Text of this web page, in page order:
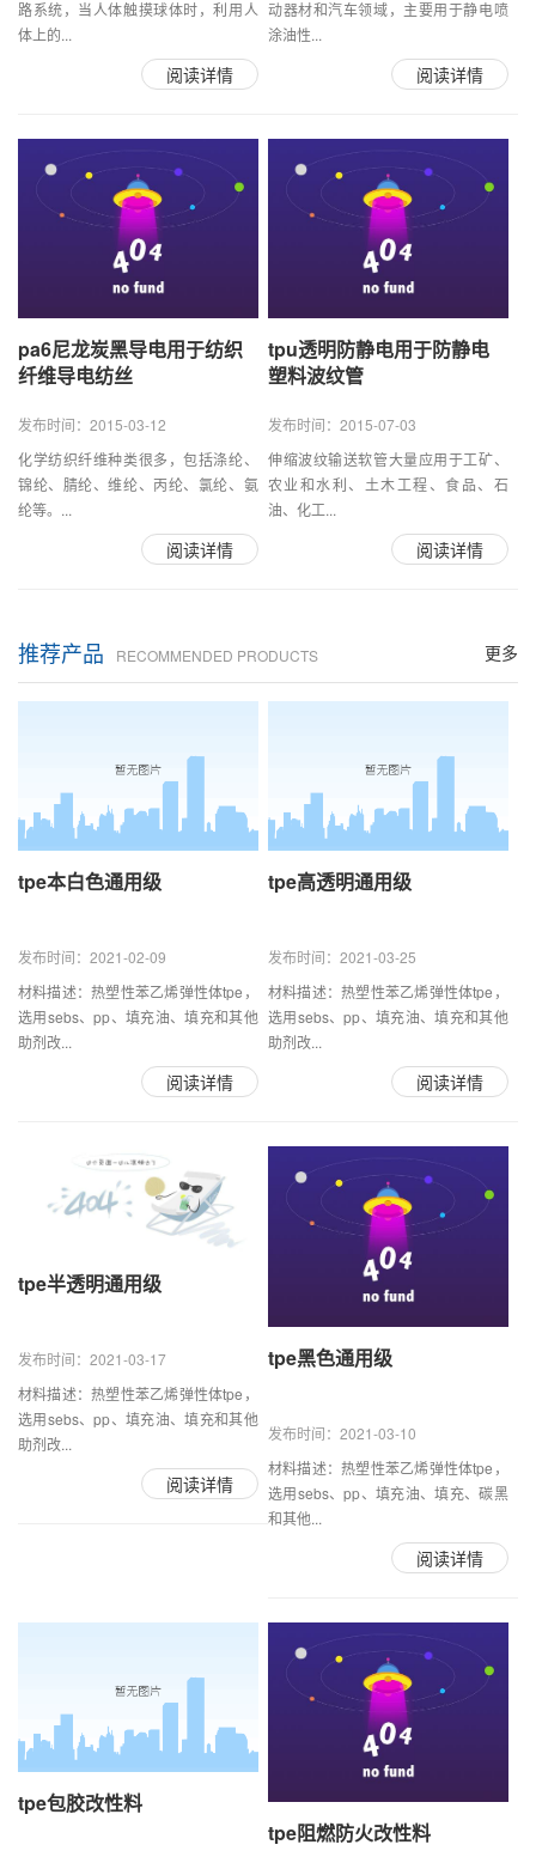
路系统，当人体触摸球体时，利用人
体上的...
阅读详情
动器材和汽车领域，主要用于静电喷
涂油性...
阅读详情
pa6尼龙炭黑导电用于纺织
纤维导电纺丝
发布时间：2015-03-12
化学纺织纤维种类很多，包括涤纶、
锦纶、腈纶、维纶、丙纶、氯纶、氨
纶等。...
阅读详情
tpu透明防静电用于防静电
塑料波纹管
发布时间：2015-07-03
伸缩波纹输送软管大量应用于工矿、
农业和水利、土木工程、食品、石
油、化工...
阅读详情
更多
推荐产品 RECOMMENDED PRODUCTS
tpe本白色通用级
发布时间：2021-02-09
材料描述：热塑性苯乙烯弹性体tpe，
选用sebs、pp、填充油、填充和其他
助剂改...
阅读详情
tpe高透明通用级
发布时间：2021-03-25
材料描述：热塑性苯乙烯弹性体tpe，
选用sebs、pp、填充油、填充和其他
助剂改...
阅读详情
tpe半透明通用级
发布时间：2021-03-17
材料描述：热塑性苯乙烯弹性体tpe，
选用sebs、pp、填充油、填充和其他
助剂改...
阅读详情
tpe黑色通用级
发布时间：2021-03-10
材料描述：热塑性苯乙烯弹性体tpe，
选用sebs、pp、填充油、填充、碳黑
和其他...
阅读详情
tpe包胶改性料
tpe阻燃防火改性料